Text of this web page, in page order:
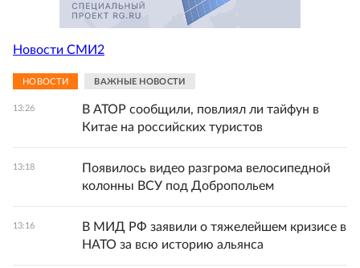
Новости СМИ2
НОВОСТИ ВАЖНЫЕ НОВОСТИ
13:26
В АТОР сообщили, повлиял ли тайфун в
Китае на российских туристов
13:18
Появилось видео разгрома велосипедной
колонны ВСУ под Добропольем
13:16
В МИД РФ заявили о тяжелейшем кризисе в
НАТО за всю историю альянса